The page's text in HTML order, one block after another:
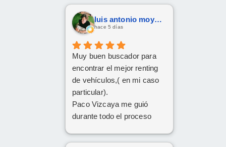
luis antonio moya fernandez
hace 5 días
Muy buen buscador para
encontrar el mejor renting
de vehículos,( en mi caso
particular).
Paco Vizcaya me guió
durante todo el proceso
Formentor al mejor precio.